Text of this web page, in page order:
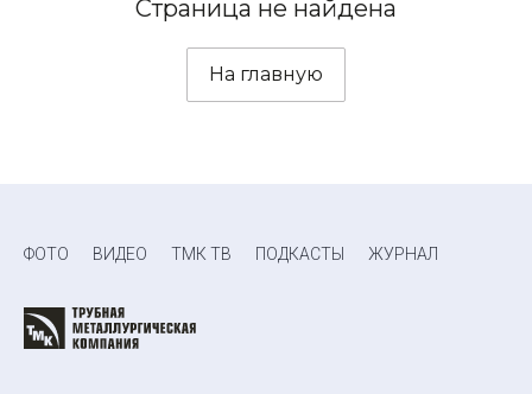
Страница не найдена
На главную
ФОТО ВИДЕО ТМК ТВ ПОДКАСТЫ ЖУРНАЛ